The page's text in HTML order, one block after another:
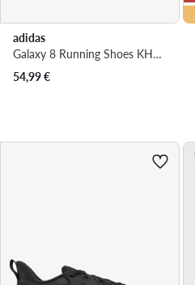
adidas
Galaxy 8 Running Shoes KH5609 · Маратонки за бягане
54,99€